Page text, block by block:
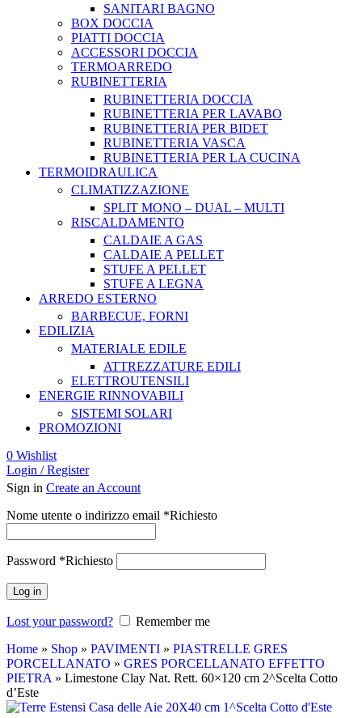
SANITARI BAGNO
BOX DOCCIA
PIATTI DOCCIA
ACCESSORI DOCCIA
TERMOARREDO
RUBINETTERIA
RUBINETTERIA DOCCIA
RUBINETTERIA PER LAVABO
RUBINETTERIA PER BIDET
RUBINETTERIA VASCA
RUBINETTERIA PER LA CUCINA
TERMOIDRAULICA
CLIMATIZZAZIONE
SPLIT MONO – DUAL – MULTI
RISCALDAMENTO
CALDAIE A GAS
CALDAIE A PELLET
STUFE A PELLET
STUFE A LEGNA
ARREDO ESTERNO
BARBECUE, FORNI
EDILIZIA
MATERIALE EDILE
ATTREZZATURE EDILI
ELETTROUTENSILI
ENERGIE RINNOVABILI
SISTEMI SOLARI
PROMOZIONI
0 Wishlist
Login / Register
Sign in Create an Account
Nome utente o indirizzo email *Richiesto
Password *Richiesto
Log in
Lost your password?
Remember me
Home » Shop » PAVIMENTI » PIASTRELLE GRES
PORCELLANATO » GRES PORCELLANATO EFFETTO
PIETRA » Limestone Clay Nat. Rett. 60×120 cm 2^Scelta Cotto
d’Este